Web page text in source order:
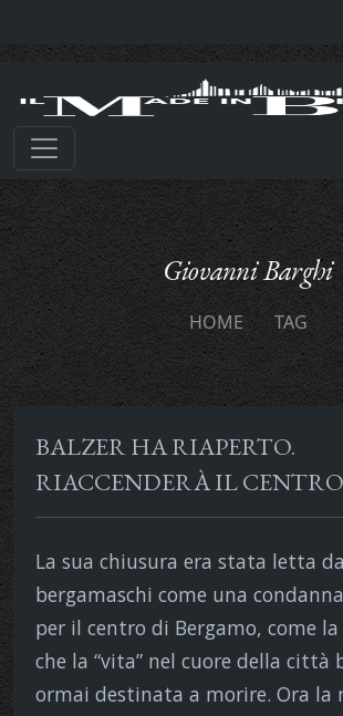
Giovanni Barghi
HOME TAG
BALZER HA RIAPERTO.
RIACCENDERÀ IL
La sua chiusura era stata letta
bergamaschi come una
per il centro di Bergamo, come
che la “vita” nel cuore della città
ormai destinata a morire. Ora la